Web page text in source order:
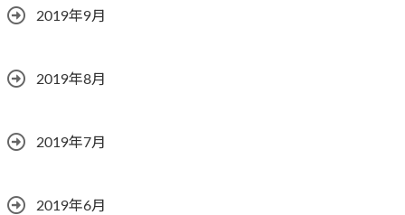
2019年9月
2019年8月
2019年7月
2019年6月